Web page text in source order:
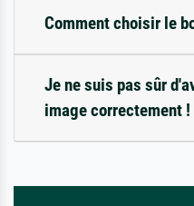
Comment choisir le
Je ne suis pas sûr
image correctement !